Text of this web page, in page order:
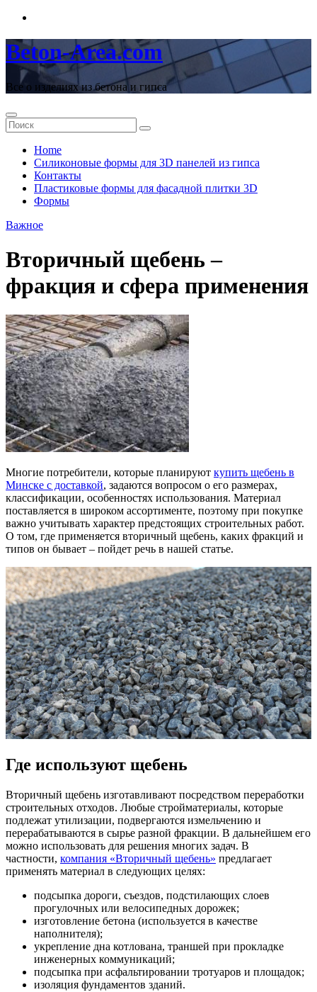
Перейти
содержимому
Beton-Area.com
Все о изделиях из бетона и гипса
Home
Cиликоновые формы для 3D панелей из гипса
Контакты
Пластиковые формы для фасадной плитки 3D
Формы
Важное
Вторичный щебень –
фракция и сфера применения
Многие потребители, которые планируют купить щебень в
Минске с доставкой, задаются вопросом о его размерах,
классификации, особенностях использования. Материал
поставляется в широком ассортименте, поэтому при покупке
важно учитывать характер предстоящих строительных работ.
О том, где применяется вторичный щебень, каких фракций и
типов он бывает – пойдет речь в нашей статье.
Где используют щебень
Вторичный щебень изготавливают посредством переработки
строительных отходов. Любые стройматериалы, которые
подлежат утилизации, подвергаются измельчению и
перерабатываются в сырье разной фракции. В дальнейшем его
можно использовать для решения многих задач. В
частности, компания «Вторичный щебень» предлагает
применять материал в следующих целях:
подсыпка дороги, съездов, подстилающих слоев
прогулочных или велосипедных дорожек;
изготовление бетона (используется в качестве
наполнителя);
укрепление дна котлована, траншей при прокладке
инженерных коммуникаций;
подсыпка при асфальтировании тротуаров и площадок;
изоляция фундаментов зданий.